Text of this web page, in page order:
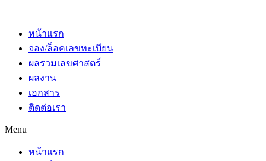
หน้าแรก
จอง/ล็อคเลขทะเบียน
ผลรวมเลขศาสตร์
ผลงาน
เอกสาร
ติดต่อเรา
Menu
หน้าแรก